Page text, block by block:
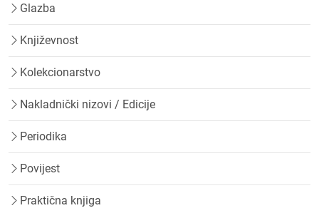
Glazba
Književnost
Kolekcionarstvo
Nakladnički nizovi / Edicije
Periodika
Povijest
Praktična knjiga